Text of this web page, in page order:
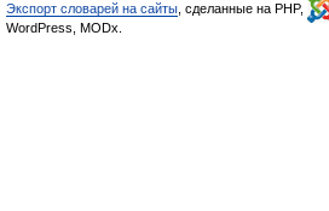
Экспорт словарей на сайты , сделанные на PHP,
WordPress, MODx.